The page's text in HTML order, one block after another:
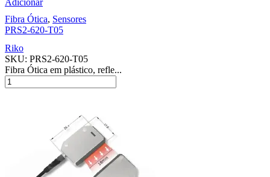
Adicionar
Fibra Ótica, Sensores
PRS2-620-T05
Riko
SKU: PRS2-620-T05
Fibra Ótica em plástico, refle...